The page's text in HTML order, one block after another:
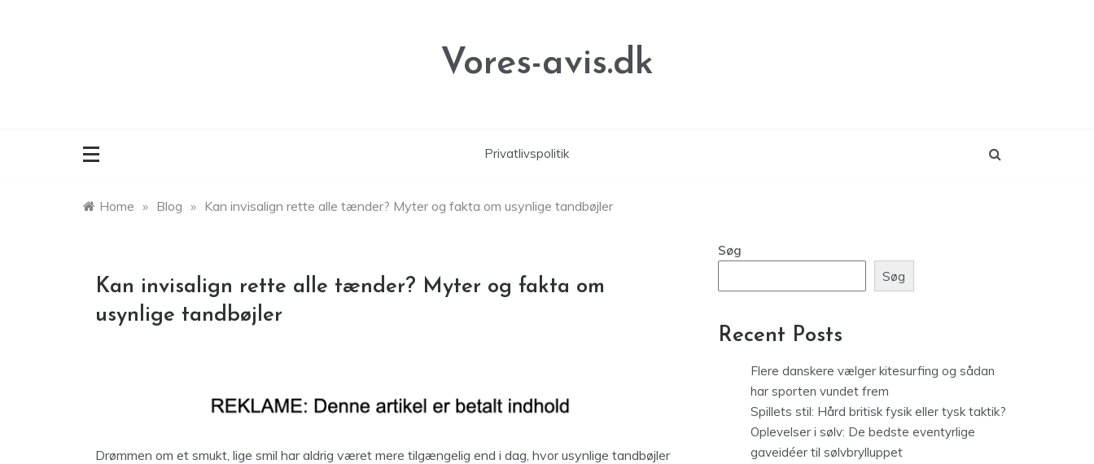
Vores-avis.dk
Privatlivspolitik
Home » Blog » Kan invisalign rette alle tænder? Myter og fakta om usynlige tandbøjler
Kan invisalign rette alle tænder? Myter og fakta om
usynlige tandbøjler
Drømmen om et smukt, lige smil har aldrig været mere tilgængelig end i dag, hvor usynlige tandbøjler
Søg
Søg
Recent Posts
Flere danskere vælger kitesurfing og sådan
har sporten vundet frem
Spillets stil: Hård britisk fysik eller tysk taktik?
Oplevelser i sølv: De bedste eventyrlige
gaveidéer til sølvbrylluppet